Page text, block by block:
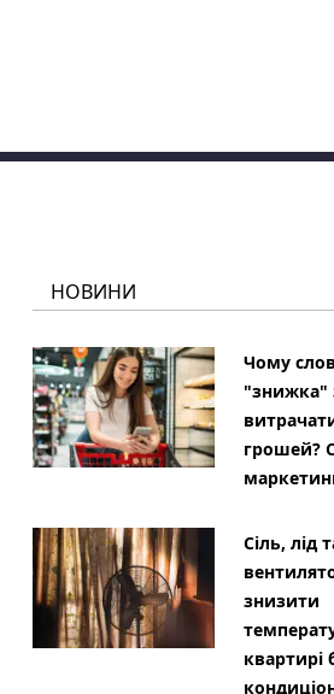
НОВИНИ
Чому
"знижка"
грошей?
Сіль, лід
знизити
квартирі